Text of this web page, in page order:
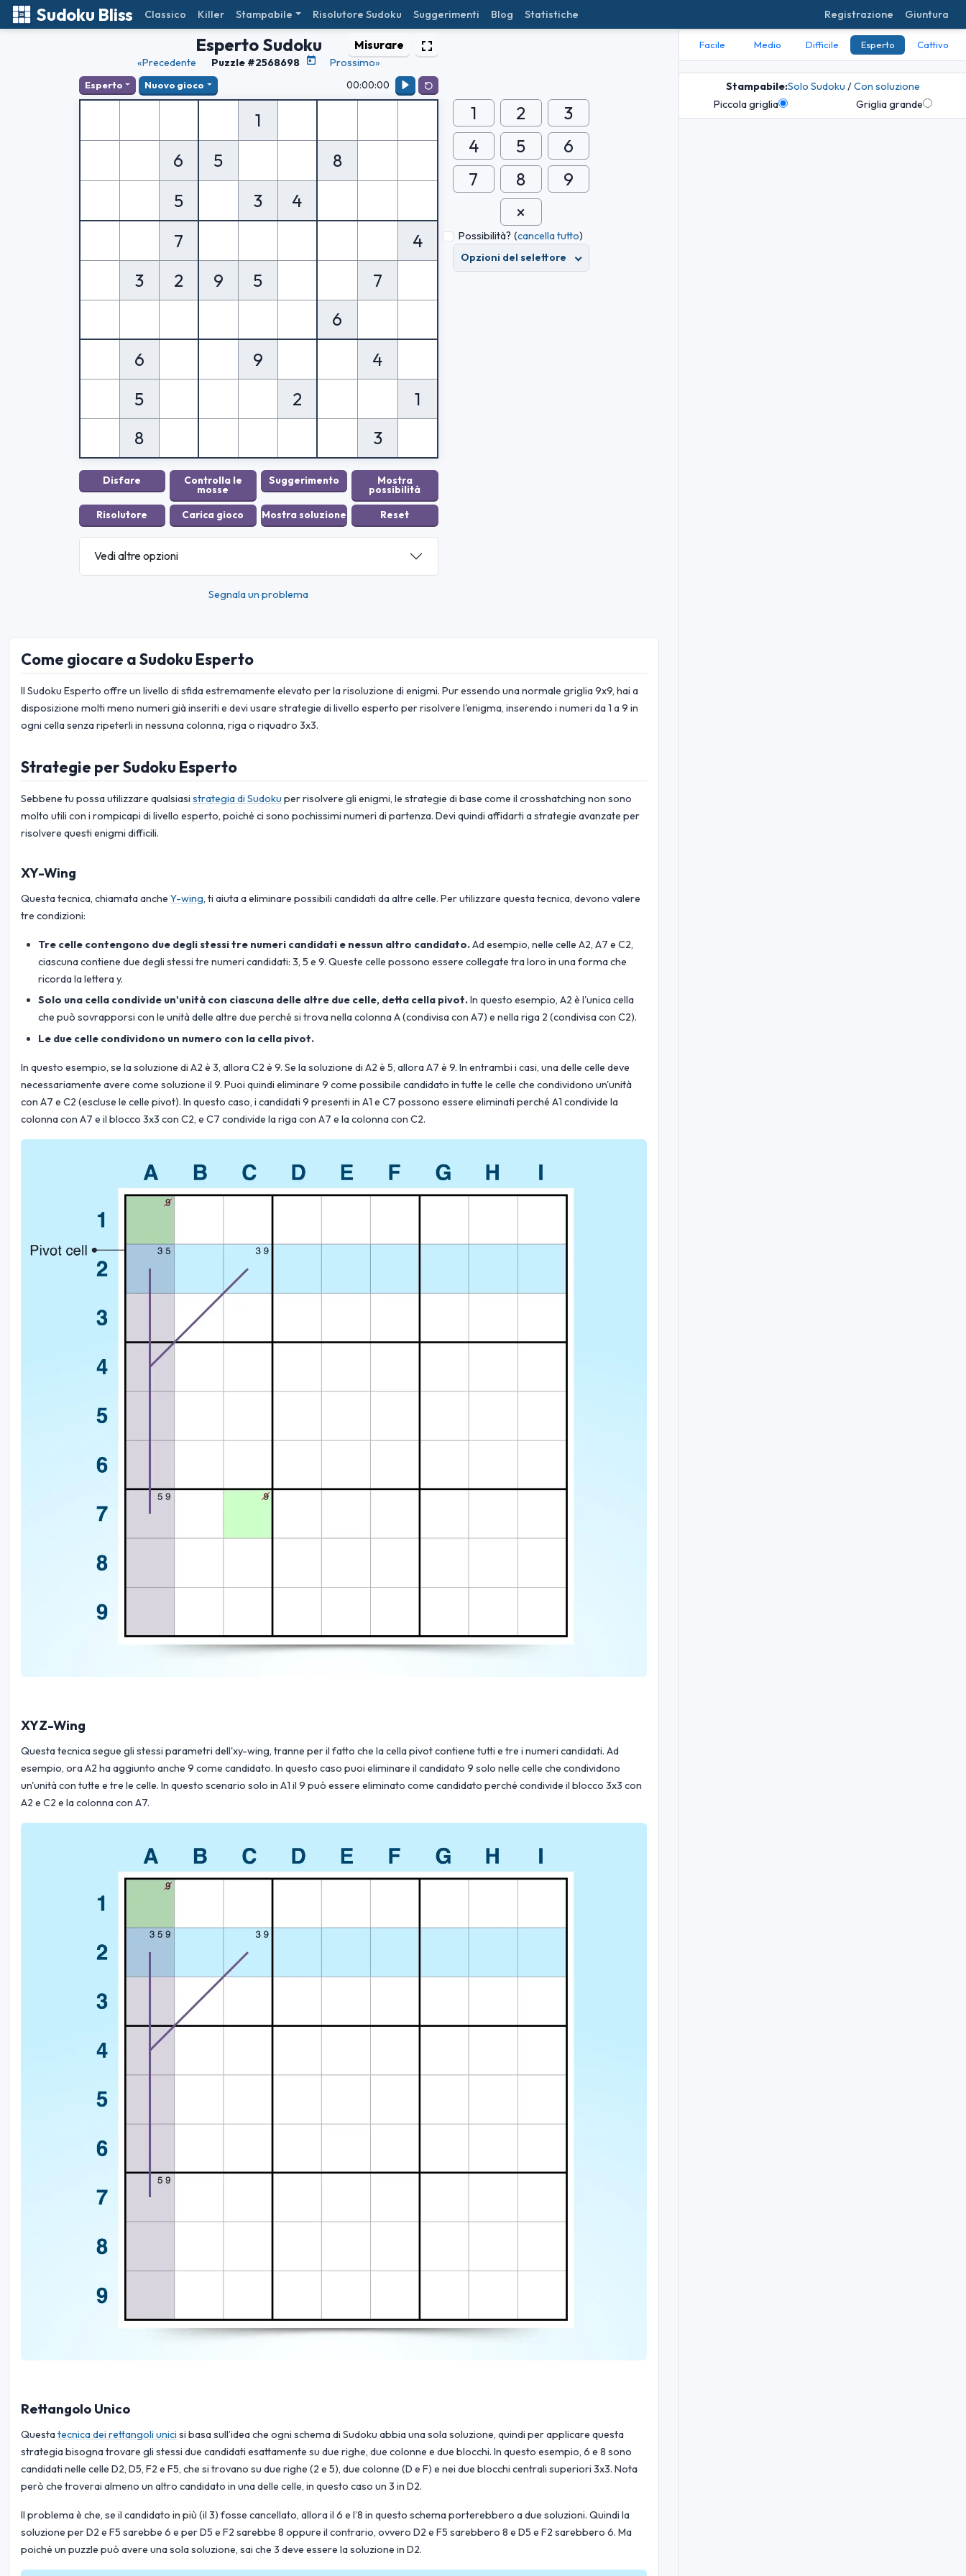
Sudoku Bliss Classico Killer Stampabile Risolutore Sudoku Suggerimenti Blog Statistiche Registrazione Giuntura
Esperto Sudoku Misurare
«Precedente Puzzle #2568698 Prossimo»
Esperto Nuovo gioco 00:00:00
1
6
5
8
5
3
4
7
4
3
2 9 5
7
6
6
9
4
5
2
1
8
3
1 2
3
4
5
6
7
8 9
Possibilità? (cancella tutto)
Opzioni del selettore
Vedi altre opzioni
Segnala un problema
Come giocare a Sudoku Esperto
Il Sudoku Esperto offre un livello di sfida estremamente elevato per la risoluzione di enigmi. Pur essendo una normale griglia 9x9, hai a
disposizione molti meno numeri già inseriti e devi usare strategie di livello esperto per risolvere l'enigma, inserendo i numeri da 1 a 9 in
ogni cella senza ripeterli in nessuna colonna, riga o riquadro 3x3.
Strategie per Sudoku Esperto
Sebbene tu possa utilizzare qualsiasi strategia di Sudoku per risolvere gli enigmi, le strategie di base come il crosshatching non sono
molto utili con i rompicapi di livello esperto, poiché ci sono pochissimi numeri di partenza. Devi quindi affidarti a strategie avanzate per
risolvere questi enigmi difficili.
XY-Wing
Questa tecnica, chiamata anche Y-wing, ti aiuta a eliminare possibili candidati da altre celle. Per utilizzare questa tecnica, devono valere
tre condizioni:
Tre celle contengono due degli stessi tre numeri candidati e nessun altro candidato.Ad esempio, nelle celle A2, A7 e C2,
ciascuna contiene due degli stessi tre numeri candidati: 3, 5 e 9. Queste celle possono essere collegate tra loro in una forma che
ricorda la lettera y.
Solo una cella condivide un'unità con ciascuna delle altre due celle, detta cella pivot.In questo esempio, A2 è l'unica cella
che può sovrapporsi con le unità delle altre due perché si trova nella colonna A (condivisa con A7) e nella riga 2 (condivisa con C2).
Le due celle condividono un numero con la cella pivot.
In questo esempio, se la soluzione di A2 è 3, allora C2 è 9. Se la soluzione di A2 è 5, allora A7 è 9. In entrambi i casi, una delle celle deve
necessariamente avere come soluzione il 9. Puoi quindi eliminare 9 come possibile candidato in tutte le celle che condividono un'unità
con A7 e C2 (escluse le celle pivot). In questo caso, i candidati 9 presenti in A1 e C7 possono essere eliminati perché A1 condivide la
colonna con A7 e il blocco 3x3 con C2, e C7 condivide la riga con A7 e la colonna con C2.
XYZ-Wing
Questa tecnica segue gli stessi parametri dell'xy-wing, tranne per il fatto che la cella pivot contiene tutti e tre i numeri candidati. Ad
esempio, ora A2 ha aggiunto anche 9 come candidato. In questo caso puoi eliminare il candidato 9 solo nelle celle che condividono
un'unità con tutte e tre le celle. In questo scenario solo in A1 il 9 può essere eliminato come candidato perché condivide il blocco 3x3 con
A2 e C2 e la colonna con A7.
Rettangolo Unico
Questatecnica dei rettangoli unici si basa sull’idea che ogni schema di Sudoku abbia una sola soluzione, quindi per applicare questa
strategia bisogna trovare gli stessi due candidati esattamente su due righe, due colonne e due blocchi. In questo esempio, 6 e 8 sono
candidati nelle celle D2, D5, F2 e F5, che si trovano su due righe (2 e 5), due colonne (D e F) e nei due blocchi centrali superiori 3x3. Nota
però che troverai almeno un altro candidato in una delle celle, in questo caso un 3 in D2.
Il problema è che, se il candidato in più (il 3) fosse cancellato, allora il 6 e l’8 in questo schema porterebbero a due soluzioni. Quindi la
soluzione per D2 e F5 sarebbe 6 e per D5 e F2 sarebbe 8 oppure il contrario, ovvero D2 e F5 sarebbero 8 e D5 e F2 sarebbero 6. Ma
poiché un puzzle può avere una sola soluzione, sai che 3 deve essere la soluzione in D2.
Facile Medio Difficile Esperto Cattivo
Stampabile:Solo Sudoku /Con soluzione
Piccola griglia
Griglia grande